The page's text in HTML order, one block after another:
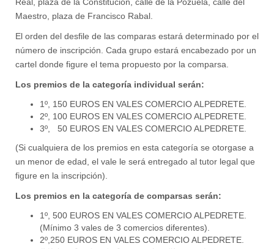
Maestro, plaza de Francisco Rabal.
El orden del desfile de las comparas estará determinado por el
número de inscripción. Cada grupo estará encabezado por un
cartel donde figure el tema propuesto por la comparsa.
Los premios de la categoría individual serán:
1º, 150 EUROS EN VALES COMERCIO ALPEDRETE.
2º, 100 EUROS EN VALES COMERCIO ALPEDRETE.
3º, 50 EUROS EN VALES COMERCIO ALPEDRETE.
(Si cualquiera de los premios en esta categoría se otorgase a
un menor de edad, el vale le será entregado al tutor legal que
figure en la inscripción).
Los premios en la categoría de comparsas serán:
1º, 500 EUROS EN VALES COMERCIO ALPEDRETE.
(Mínimo 3 vales de 3 comercios diferentes).
2º,250 EUROS EN VALES COMERCIO ALPEDRETE.